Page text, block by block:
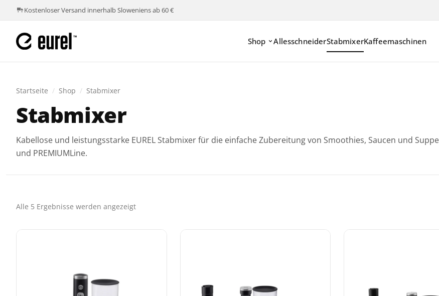
Kostenloser Versand innerhalb Sloweniens ab 60 €
Shop AllesschneiderStabmixerKaffeemaschinen
Startseite / Shop / Stabmixer
Stabmixer
Kabellose und leistungsstarke EUREL Stabmixer für die einfache Zubereitung von Smoothies, Saucen und
und PREMIUMLine.
Alle 5 Ergebnisse werden angezeigt